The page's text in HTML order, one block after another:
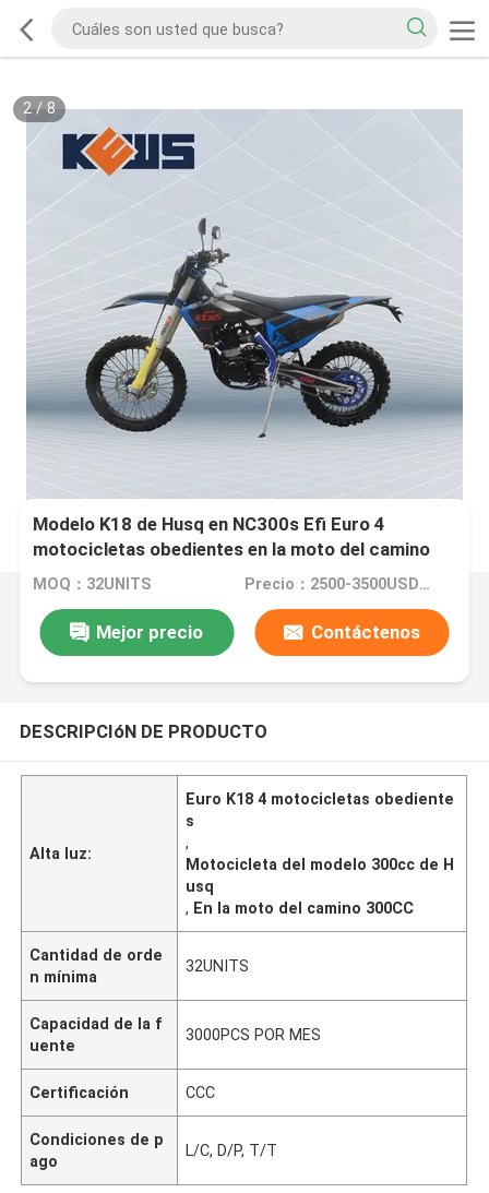
2/8
Modelo K18 de Husq en NC300s Efi Euro 4
motocicletas obedientes en la moto del camino
300CC
MOQ：32UNITS Precio：2500-3500USD/PIECE
Mejor precio Contáctenos
DESCRIPCIóN DE PRODUCTO
Alta luz:
Euro K18 4 motocicletas obediente
s
,
Motocicleta del modelo 300cc de H
usq
, En la moto del camino 300CC
Cantidad de orde
n mínima
32UNITS
Capacidad de la f
uente
3000PCS POR MES
Certificación CCC
Condiciones de p
ago
L/C, D/P, T/T